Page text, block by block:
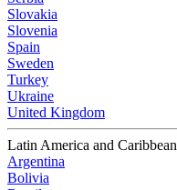
Slovakia
Slovenia
Spain
Sweden
Turkey
Ukraine
United Kingdom
Latin America and Caribbean
Argentina
Bolivia